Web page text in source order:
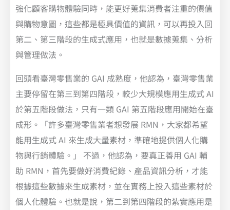
強化顧客購物體驗同時，能更好蒐集消費者注重的價值
與購物意圖，這些都是極具價值的資訊，可以再投入回
第二、第三階段的生成式應用，也就是數據蒐集、分析
與管理做法。
回頭看臺灣零售業的 GAI 成熟度，他認為，臺灣零售業
主要停留在第三到第四階段，較少大規模應用生成式 AI
於第五階段做法，只有一類 GAI 第五階段應用開始在臺
成形。「許多臺灣零售業者想發展 RMN，大家都希望
能用生成式 AI 來生成大量素材，準確地提供個人化購
物與行銷體驗。」 不過，他認為，要真正善用 GAI 輔
助 RMN，首先要做好消費紀錄、產品資訊分析，才能
根據這些數據來生成素材，並在實務上投入這些素材於
個人化體驗。也就是說，第二到第四階段的紮實應用是